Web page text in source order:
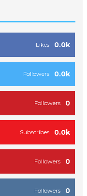
0.0k
Likes
0.0k
Followers
0
Followers
0.0k
Subscribes
0
Followers
0
Followers